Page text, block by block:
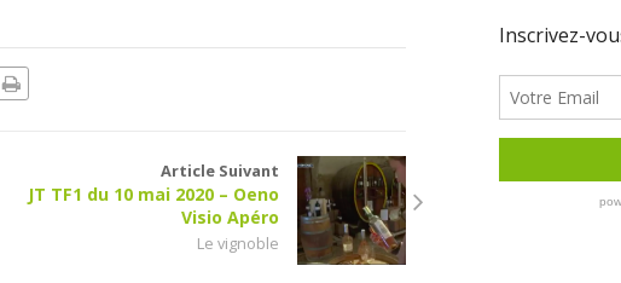
Article Suivant
JT TF1 du 10 mai 2020 – Oeno
Visio Apéro
Le vignoble